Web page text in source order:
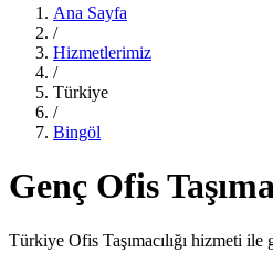
Ana Sayfa
/
Hizmetlerimiz
/
Türkiye
/
Bingöl
Genç Ofis
Türkiye Ofis Taşımacılığı hizmeti ile